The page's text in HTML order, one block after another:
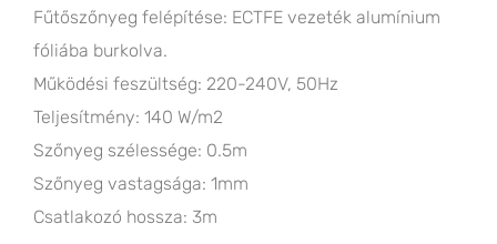
Fűtőszőnyeg felépítése: ECTFE vezeték alumínium
fóliába burkolva.
Működési feszültség: 220-240V, 50Hz
Teljesítmény: 140 W/m2
Szőnyeg szélessége: 0.5m
Szőnyeg vastagsága: 1mm
Csatlakozó hossza: 3m